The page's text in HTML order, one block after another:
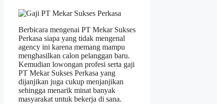
Berbicara mengenai PT Mekar Sukses
Perkasa siapa yang tidak mengenal
agency ini karena memang mampu
menghasilkan calon pelanggan baru.
Kemudian lowongan profesi serta gaji
PT Mekar Sukses Perkasa yang
dijanjikan juga cukup menjanjikan
sehingga menarik minat banyak
masyarakat untuk bekerja di sana.